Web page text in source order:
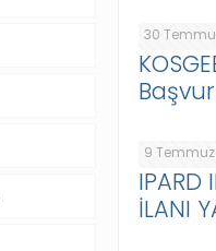
30
9
IPARD
İLANI